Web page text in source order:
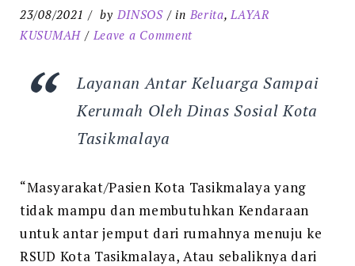
23/08/2021 by DINSOS in Berita, LAYAR
KUSUMAH
Leave a Commenton
KUSUMAH
Layanan Antar Keluarga Sampai
Kerumah Oleh Dinas Sosial Kota
Tasikmalaya
“Masyarakat/Pasien Kota Tasikmalaya yang
tidak mampu dan membutuhkan Kendaraan
untuk antar jemput dari rumahnya menuju ke
RSUD Kota Tasikmalaya, Atau sebaliknya dari